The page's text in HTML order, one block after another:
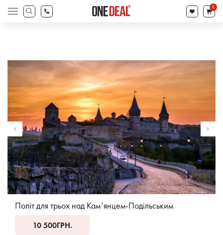
search
Products
search
0
Політ для трьох над Кам’янцем-Подільським
10 500ГРН.